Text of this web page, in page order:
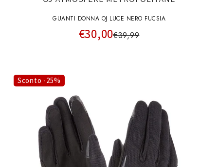
GUANTI DONNA OJ LUCE NERO FUCSIA
€30,00€39,99
Sconto -25%